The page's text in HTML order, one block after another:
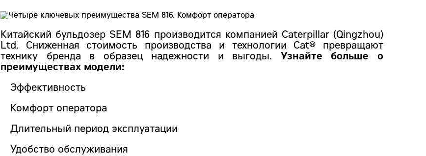
Китайский бульдозер SEM 816 производится компанией Caterpillar (Qingzhou)
Ltd. Сниженная стоимость производства и технологии Cat® превращают
технику бренда в образец надежности и выгоды.
Узнайте больше о
преимуществах модели:
Эффективность
Комфорт оператора
Длительный период эксплуатации
Удобство обслуживания